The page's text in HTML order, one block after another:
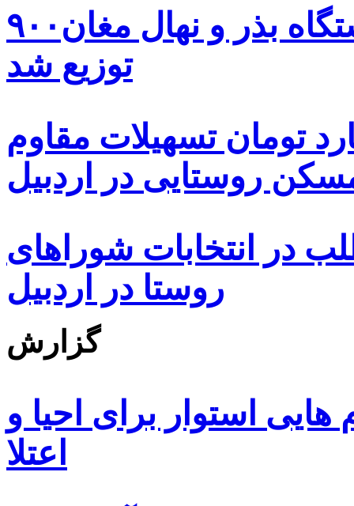
۹۰۰هزار اصله نهال توسط ایستگاه بذر و نهال مغان
توزیع شد
هزار و ۴۸۰ میلیارد تومان تسهیلات مقاوم
روستایی در اردبیل
از ۵۰۰۰ داوطلب در انتخابات شوراهای
روستا در اردبیل
گزارش
استوار برای احیا و
اعتلا